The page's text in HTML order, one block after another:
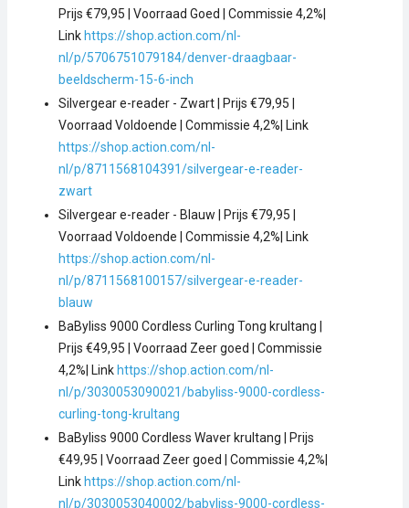
Prijs €79,95 | Voorraad Goed | Commissie 4,2%|
Linkhttps://shop.action.com/nl-
nl/p/5706751079184/denver-draagbaar-
beeldscherm-15-6-inch
Silvergear e-reader - Zwart | Prijs €79,95 |
Voorraad Voldoende | Commissie 4,2%| Link
https://shop.action.com/nl-
nl/p/8711568104391/silvergear-e-reader-
zwart
Silvergear e-reader - Blauw | Prijs €79,95 |
Voorraad Voldoende | Commissie 4,2%| Link
https://shop.action.com/nl-
nl/p/8711568100157/silvergear-e-reader-
blauw
BaByliss 9000 Cordless Curling Tong krultang |
Prijs €49,95 | Voorraad Zeer goed | Commissie
4,2%| Linkhttps://shop.action.com/nl-
nl/p/3030053090021/babyliss-9000-cordless-
curling-tong-krultang
BaByliss 9000 Cordless Waver krultang | Prijs
€49,95 | Voorraad Zeer goed | Commissie 4,2%|
Linkhttps://shop.action.com/nl-
nl/p/3030053040002/babyliss-9000-cordless-